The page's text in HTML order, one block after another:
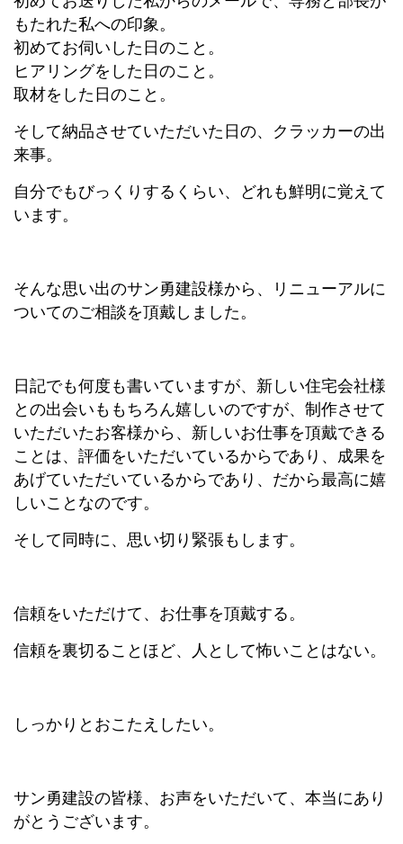
もたれた私への印象。
初めてお伺いした日のこと。
ヒアリングをした日のこと。
取材をした日のこと。
そして納品させていただいた日の、クラッカーの出
来事。
自分でもびっくりするくらい、どれも鮮明に覚えて
います。
そんな思い出のサン勇建設様から、リニューアルに
ついてのご相談を頂戴しました。
日記でも何度も書いていますが、新しい住宅会社様
との出会いももちろん嬉しいのですが、制作させて
いただいたお客様から、新しいお仕事を頂戴できる
ことは、評価をいただいているからであり、成果を
あげていただいているからであり、だから最高に嬉
しいことなのです。
そして同時に、思い切り緊張もします。
信頼をいただけて、お仕事を頂戴する。
信頼を裏切ることほど、人として怖いことはない。
しっかりとおこたえしたい。
サン勇建設の皆様、お声をいただいて、本当にあり
がとうございます。